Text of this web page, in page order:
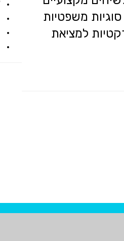
משפטיות
למציאת